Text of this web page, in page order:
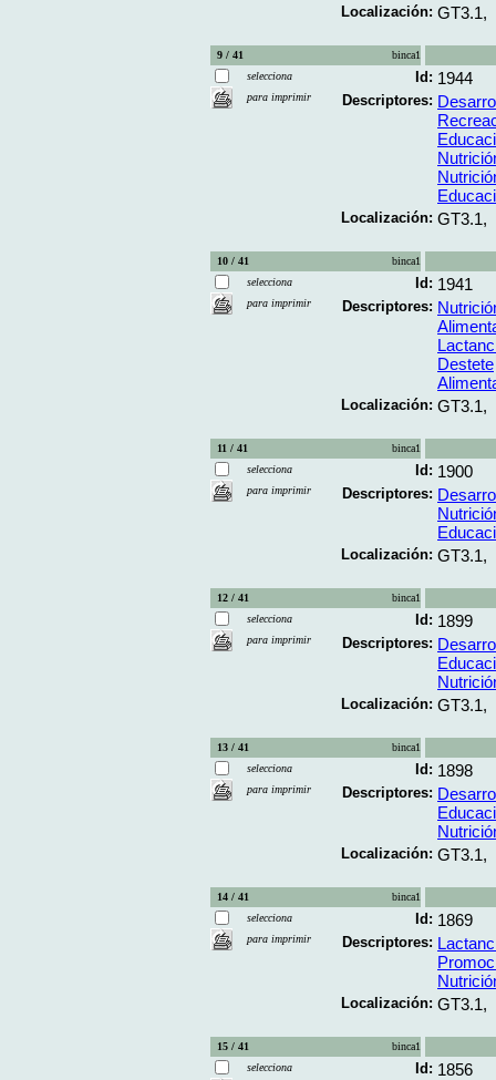
Localización: GT3.1,
9 / 41
binca1
selecciona
para imprimir
Id: 1944
Descriptores:
Localización: GT3.1,
10 / 41
binca1
selecciona
para imprimir
Id: 1941
Descriptores:
Destete
Localización: GT3.1,
11 / 41
binca1
selecciona
para imprimir
Id: 1900
Descriptores:
Localización: GT3.1,
12 / 41
binca1
selecciona
para imprimir
Id: 1899
Descriptores:
Localización: GT3.1,
13 / 41
binca1
selecciona
para imprimir
Id: 1898
Descriptores:
Localización: GT3.1,
14 / 41
binca1
selecciona
para imprimir
Id: 1869
Descriptores:
Localización: GT3.1,
15 / 41
binca1
selecciona
Id: 1856